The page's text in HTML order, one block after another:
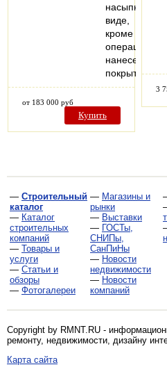
насыпном
виде,
кроме
операций
нанесения
покрытий…
от 183 000 руб
Купить
3
— Строительный
каталог
— Каталог
строительных
компаний
— Товары и
услуги
— Статьи и
обзоры
— Фотогалереи
— Магазины и
рынки
— Выставки
— ГОСТы,
СНИПы,
СанПиНы
— Новости
недвижимости
— Новости
компаний
Copyright by RMNT.RU -
ремонту, недвижимости, дизайну
Карта сайта